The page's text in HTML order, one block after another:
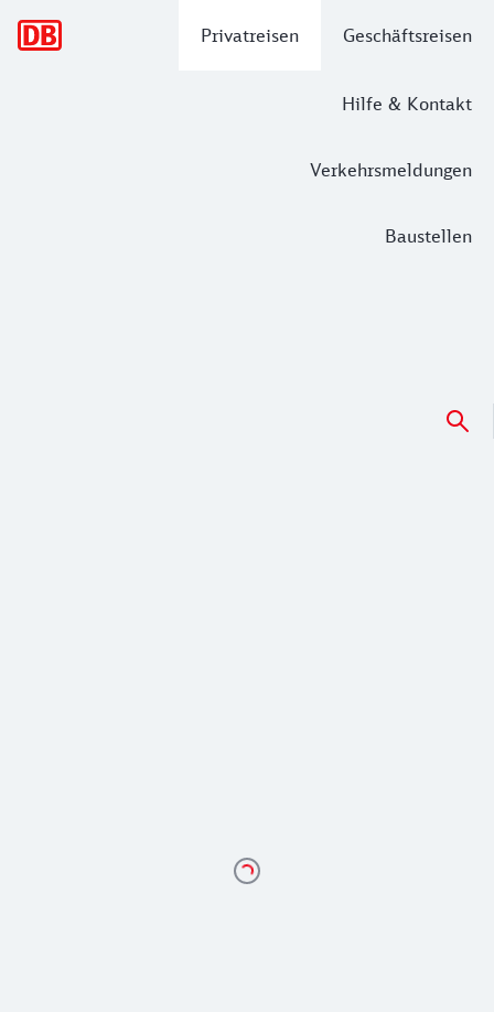
Privatreisen Geschäftsreisen
Hilfe & Kontakt
Verkehrsmeldungen
Baustellen